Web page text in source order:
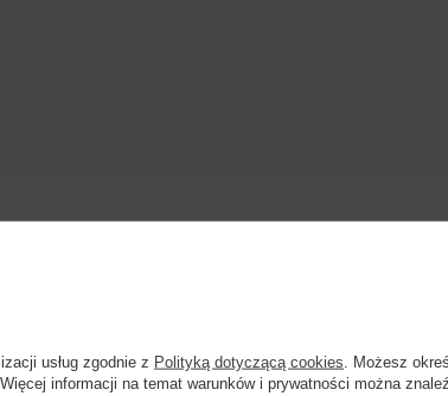
usług zgodnie z Polityką dotyczącą cookies . Możesz
informacji na temat warunków i prywatności można